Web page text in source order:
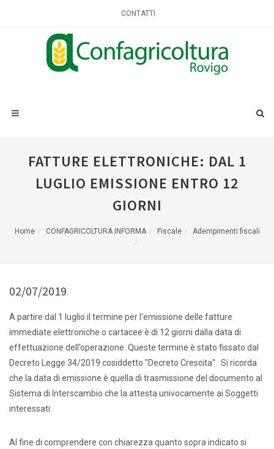
CONTATTI
FATTURE ELETTRONICHE: DAL 1
LUGLIO EMISSIONE ENTRO 12
GIORNI
Home CONFAGRICOLTURA INFORMA Fiscale Adempimenti fiscali
02/07/2019
A partire dal 1 luglio il termine per l'emissione delle fatture
immediate elettroniche o cartacee è di 12 giorni dalla data di
effettuazione dell’operazione. Queste termine è stato fissato dal
Decreto Legge 34/2019 cosiddetto "Decreto Crescita". Si ricorda
che la data di emissione è quella di trasmissione del documento al
Sistema di Interscambio che la attesta univocamente ai Soggetti
interessati.
Al fine di comprendere con chiarezza quanto sopra indicato si